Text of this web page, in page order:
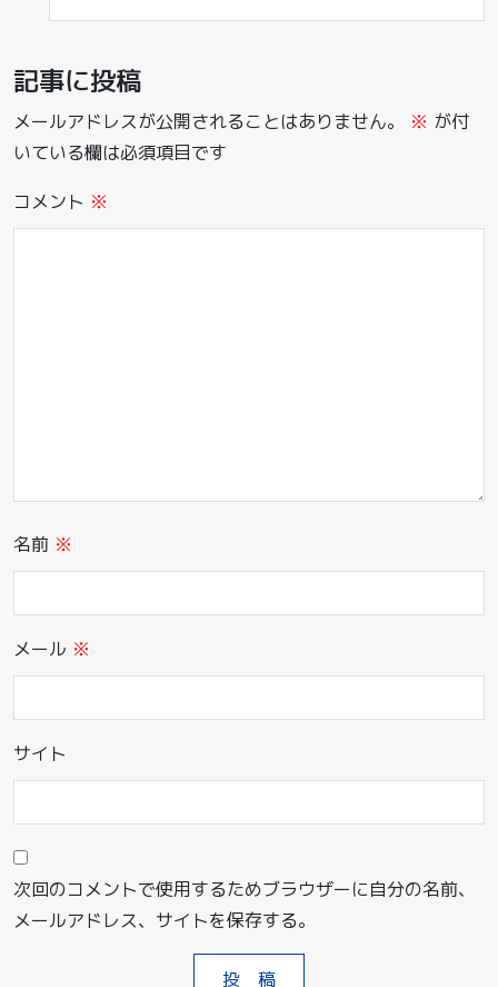
記事に投稿
メールアドレスが公開されることはありません。 ※ が付
いている欄は必須項目です
コメント ※
名前 ※
メール ※
サイト
次回のコメントで使用するためブラウザーに自分の名前、
メールアドレス、サイトを保存する。